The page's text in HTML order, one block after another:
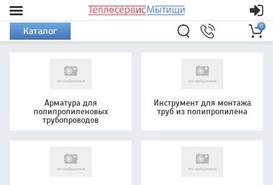
Каталог 0
Арматура для
полипропиленовых
трубопроводов
Инструмент для монтажа
труб из полипропилена